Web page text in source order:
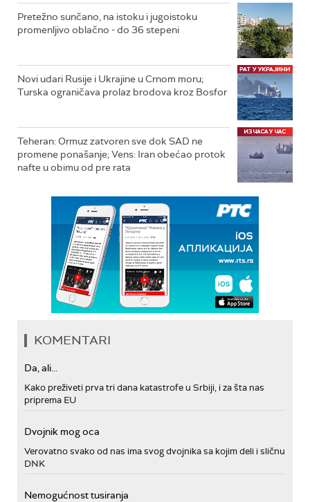
Pretežno sunčano, na istoku i jugoistoku
promenljivo oblačno - do 36 stepeni
Novi udari Rusije i Ukrajine u Crnom moru;
Turska ograničava prolaz brodova kroz Bosfor
Teheran: Ormuz zatvoren sve dok SAD ne
promene ponašanje; Vens: Iran obećao protok
nafte u obimu od pre rata
KOMENTARI
Da, ali...
Kako preživeti prva tri dana katastrofe u Srbiji, i za šta nas
priprema EU
Dvojnik mog oca
Verovatno svako od nas ima svog dvojnika sa kojim deli i sličnu
DNK
Nemogućnost tusiranja